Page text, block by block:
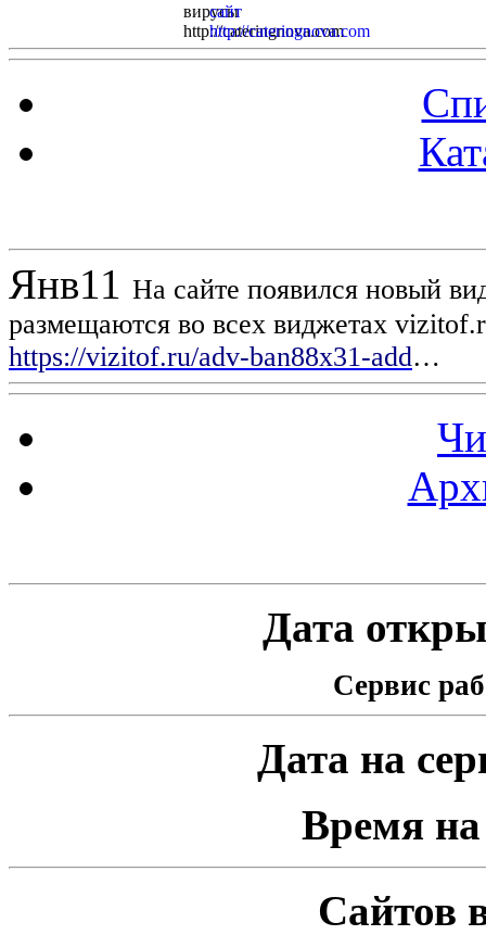
Янв11 На сайте появился новый
размещаются во всех виджетах
https://vizitof.ru/adv-ban88x31-add…
Дата
Сервис
Дата на
Время на
Сайтов